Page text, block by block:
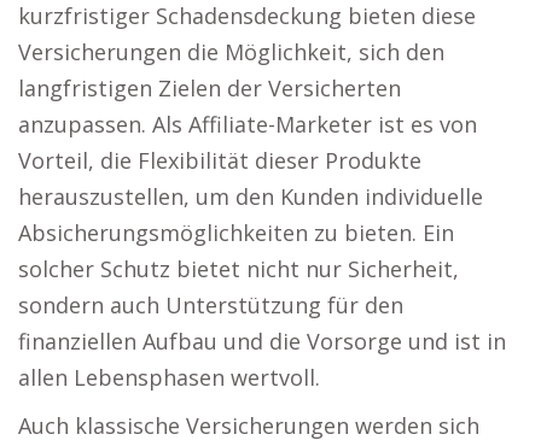
kurzfristiger Schadensdeckung bieten diese
Versicherungen die Möglichkeit, sich den
langfristigen Zielen der Versicherten
anzupassen. Als Affiliate-Marketer ist es von
Vorteil, die Flexibilität dieser Produkte
herauszustellen, um den Kunden individuelle
Absicherungsmöglichkeiten zu bieten. Ein
solcher Schutz bietet nicht nur Sicherheit,
sondern auch Unterstützung für den
finanziellen Aufbau und die Vorsorge und ist in
allen Lebensphasen wertvoll.
Auch klassische Versicherungen werden sich